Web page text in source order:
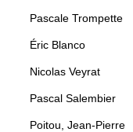
Pascale Trompette
Éric Blanco
Nicolas Veyrat
Pascal Salembier
Poitou, Jean-Pierre